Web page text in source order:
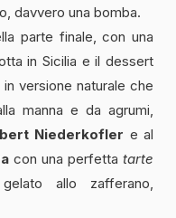
davvero una bomba.
parte finale, con una
in Sicilia e il dessert
versione naturale che
manna e da agrumi,
Niederkofler e al
con una perfetta tarte
allo zafferano,